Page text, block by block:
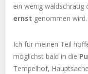
ein wenig waldschratig
ernst genommen
Ich für meinen Teil
möglichst bald in die
Tempelhof,